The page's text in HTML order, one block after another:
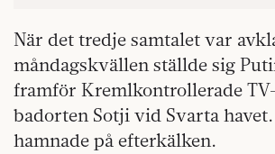
När det tredje samtalet var
måndagskvällen ställde sig
framför Kremlkontrollerade
badorten Sotji vid Svarta
hamnade på efterkälken.